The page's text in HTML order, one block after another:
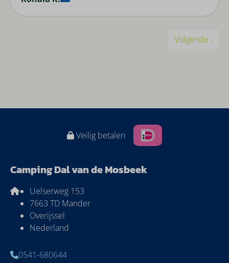
Volgende ›
Veilig betalen
Camping Dal van de Mosbeek
Uelserweg 153
7663 TD Mander
Overijssel
Nederland
0541-680644